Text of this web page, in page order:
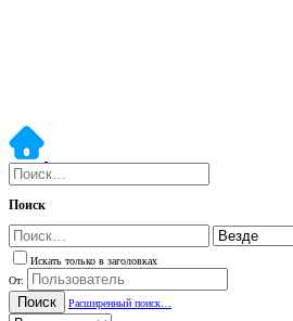
Поиск
Искать только в заголовках
От:
Поиск Расширенный поиск…